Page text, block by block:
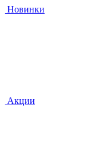
Новинки
Акции